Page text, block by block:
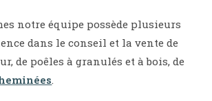
notre équipe possède plusieurs
dans le conseil et la vente de
de poêles à granulés et à bois, de
.